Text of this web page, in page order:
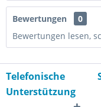
Bewertungen
0
Bewertungen lesen,
Telefonische
Unterstützung